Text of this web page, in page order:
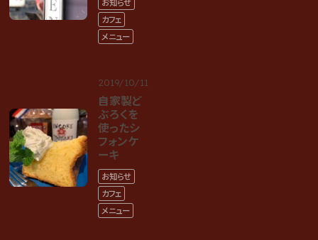
カフェ
メニュー
2019/10/11
自家製ど
ぶろくを
使ったシ
フォンケ
ーキ
お知らせ
カフェ
メニュー